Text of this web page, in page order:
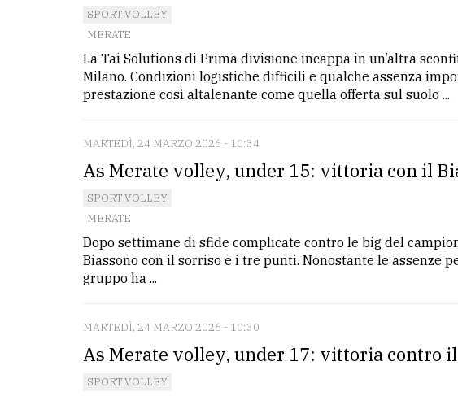
SPORT VOLLEY
MERATE
La Tai Solutions di Prima divisione incappa in un’altra
Milano. Condizioni logistiche difficili e qualche assenza
prestazione così altalenante come quella offerta sul suolo ...
MARTEDÌ, 24 MARZO 2026 - 10:34
As Merate volley, under 15: vittoria con il
SPORT VOLLEY
MERATE
Dopo settimane di sfide complicate contro le big del
Biassono con il sorriso e i tre punti. Nonostante le assenze
gruppo ha ...
MARTEDÌ, 24 MARZO 2026 - 10:30
As Merate volley, under 17: vittoria contro
SPORT VOLLEY